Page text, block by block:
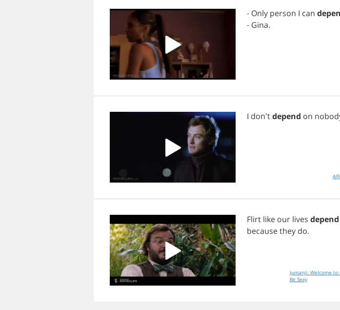
- Only person I can
- Gina.
I don'tdepend on
Flirt like our lives depend
becausethey do.
Jumanji: Welcome
Be Sexy